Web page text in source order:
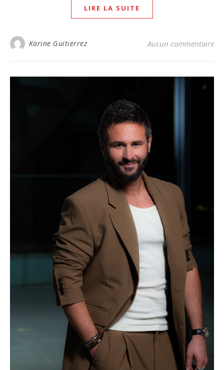
LIRE LA SUITE
Karine Guitierrez Aucun commentaire